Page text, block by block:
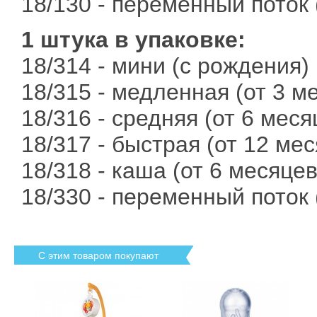
1 штука в упаковке:
18/314 - мини (с рождения)
18/315 - медленная (от 3
18/316 - средняя (от 6
18/317 - быстрая (от 12
18/318 - каша (от 6
18/330 - переменный поток
С этим товаром покупают